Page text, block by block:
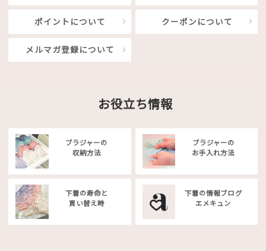
ポイントについて クーポンについて
メルマガ登録について
お役立ち情報
ブラジャーの
収納方法
ブラジャーの
お手入れ方法
下着の寿命と
買い替え時
下着の情報ブログ
エメキュン